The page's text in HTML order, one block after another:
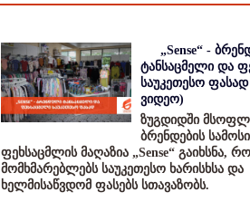
„Sense“ -
ტანსაცმელი და
საუკეთესო
ვიდეო)
ზუგდიდში
ბრენდების
ფეხსაცმლის მაღაზია „Sense“ გაიხსნა,
მომხმარებლებს საუკეთესო ხარისხსა და
ხელმისაწვდომ ფასებს სთავაზობს.